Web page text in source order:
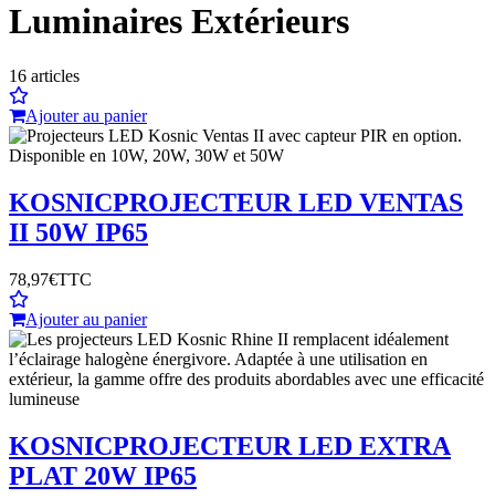
Luminaires Extérieurs
16 articles
Ajouter au panier
KOSNICPROJECTEUR LED VENTAS
II 50W IP65
78,97€TTC
Ajouter au panier
KOSNICPROJECTEUR LED EXTRA
PLAT 20W IP65